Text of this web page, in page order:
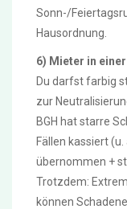
Sonn-/
Hausordnung.
6) Mieter in
Du darfst farbig
zur
BGH hat starre
Fällen kassiert
übernommen +
Trotzdem:
können